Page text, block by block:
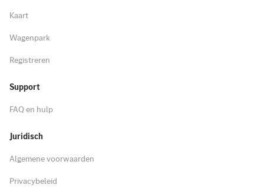
Kaart
Wagenpark
Registreren
Support
FAQ en hulp
Juridisch
Algemene voorwaarden
Privacybeleid